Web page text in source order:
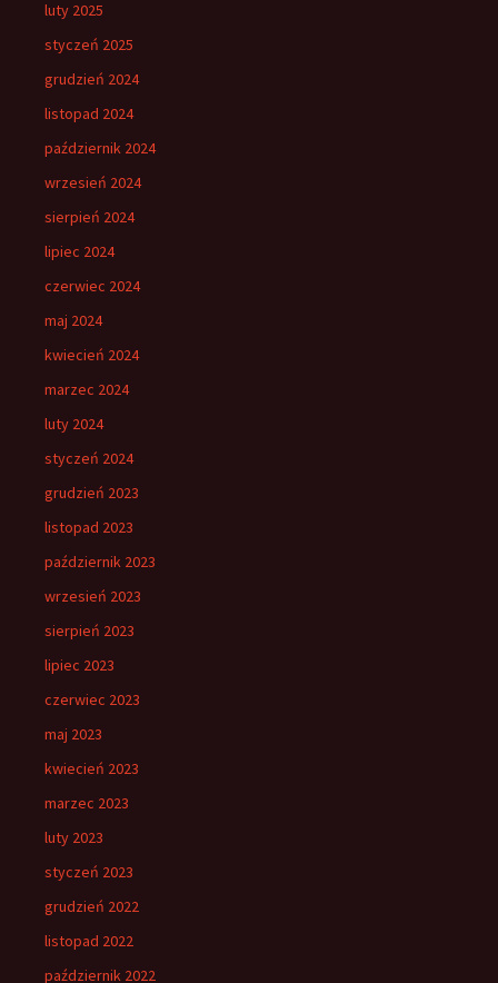
luty 2025
styczeń 2025
grudzień 2024
listopad 2024
październik 2024
wrzesień 2024
sierpień 2024
lipiec 2024
czerwiec 2024
maj 2024
kwiecień 2024
marzec 2024
luty 2024
styczeń 2024
grudzień 2023
listopad 2023
październik 2023
wrzesień 2023
sierpień 2023
lipiec 2023
czerwiec 2023
maj 2023
kwiecień 2023
marzec 2023
luty 2023
styczeń 2023
grudzień 2022
listopad 2022
październik 2022